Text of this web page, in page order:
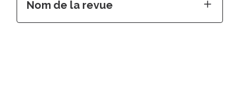
Nom de la revue